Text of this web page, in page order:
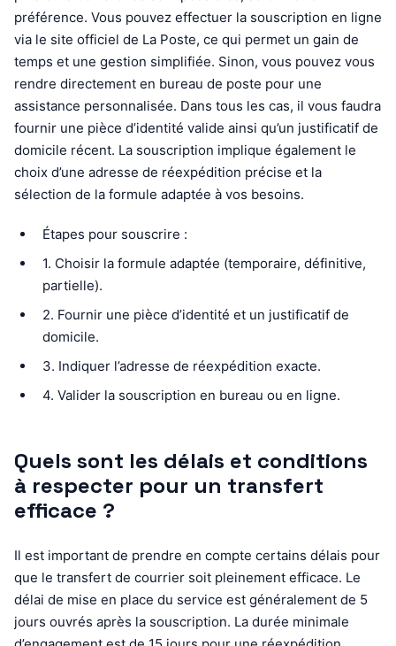
préférence. Vous pouvez effectuer la souscription en ligne
via le site officiel de La Poste, ce qui permet un gain de
temps et une gestion simplifiée. Sinon, vous pouvez vous
rendre directement en bureau de poste pour une
assistance personnalisée. Dans tous les cas, il vous faudra
fournir une pièce d’identité valide ainsi qu’un justificatif de
domicile récent. La souscription implique également le
choix d’une adresse de réexpédition précise et la
sélection de la formule adaptée à vos besoins.
Étapes pour souscrire :
1. Choisir la formule adaptée (temporaire, définitive,
partielle).
2. Fournir une pièce d’identité et un justificatif de
domicile.
3. Indiquer l’adresse de réexpédition exacte.
4. Valider la souscription en bureau ou en ligne.
Quels sont les délais et conditions
à respecter pour un transfert
efficace ?
Il est important de prendre en compte certains délais pour
que le transfert de courrier soit pleinement efficace. Le
délai de mise en place du service est généralement de 5
jours ouvrés après la souscription. La durée minimale